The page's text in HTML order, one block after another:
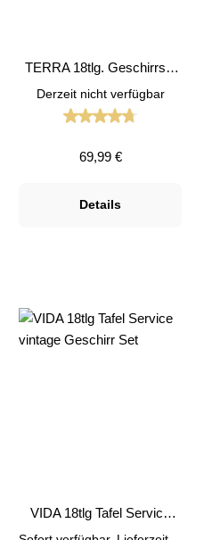
Bewertung von 5 von 5 Sternen
TERRA 18tlg. Geschirrset
Derzeit nicht verfügbar
Durchschnittliche
Regulärer Preis:
69,99 €
Details
VIDA 18tlg Tafel Service